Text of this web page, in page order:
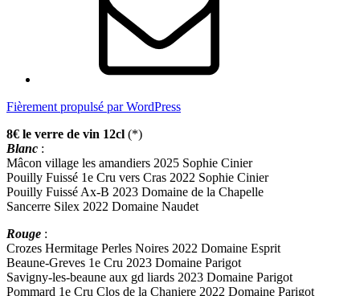
Fièrement propulsé par WordPress
8€ le verre de vin 12cl (*)
Blanc :
Mâcon village les amandiers 2025 Sophie Cinier
Pouilly Fuissé 1e Cru vers Cras 2022 Sophie Cinier
Pouilly Fuissé Ax-B 2023 Domaine de la Chapelle
Sancerre Silex 2022 Domaine Naudet
Rouge :
Crozes Hermitage Perles Noires 2022 Domaine Esprit
Beaune-Greves 1e Cru 2023 Domaine Parigot
Savigny-les-beaune aux gd liards 2023 Domaine Parigot
Pommard 1e Cru Clos de la Chaniere 2022 Domaine Parigot